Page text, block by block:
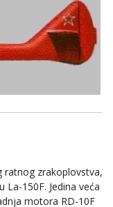
ratnog zrakoplovstva,
La-150F. Jedina veća
motora RD-10F